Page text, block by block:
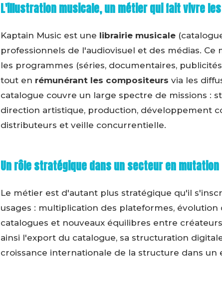
L'illustration musicale, un métier qui fait vivre
Kaptain Music est une librairie musicale
professionnels de l'audiovisuel et des médias.
les programmes (séries, documentaires,
tout en rémunérant les compositeurs via les
catalogue couvre un large spectre de missions :
direction artistique, production, développement
distributeurs et veille concurrentielle.
Un rôle stratégique dans un secteur en mutation
Le métier est d'autant plus stratégique qu'il
usages : multiplication des plateformes,
catalogues et nouveaux équilibres entre
ainsi l'export du catalogue, sa structuration
croissance internationale de la structure dans